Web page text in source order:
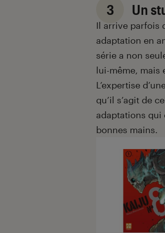
3 Un
Il arrive parfois
adaptation en
série a non
lui-même, mais
L’expertise
qu’il s’agit de
adaptations qui
bonnes mains.